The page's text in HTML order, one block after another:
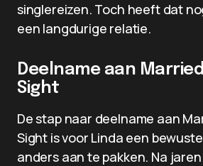
singlereizen. Toch heeft dat
een langdurige relatie.
Deelname aan
Sight
De stap naar deelname aan
Sight is voor Linda een
anders aan te pakken. Na